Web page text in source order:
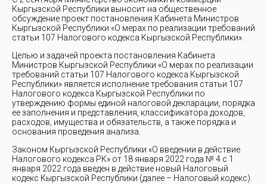
Кыргызской Республики выносит на общественное
обсуждение проект постановления Кабинета Министров
Кыргызской Республики «О мерах по реализации требований
статьи 107 Налогового кодекса Кыргызской Республики».
Целью и задачей проекта постановления Кабинета
Министров Кыргызской Республики «О мерах по реализации
требований статьи 107 Налогового кодекса Кыргызской
Республики» является исполнение требования статьи 107
Налогового кодекса Кыргызской Республики по
утверждению формы единой налоговой декларации, порядка
ее заполнения и представления, классификатора доходов,
расходов, имущества и обязательств, а также порядка и
основания проведения анализа.
Законом Кыргызской Республики «О введении в действие
Налогового кодекса РК» от 18 января 2022 года № 4 с 1
января 2022 года введен в действие новый Налоговый
кодекс Кыргызской Республики (далее – Налоговый кодекс).